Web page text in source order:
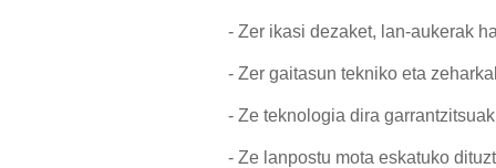
- Zer ikasi dezaket, lan-aukerak
- Zer gaitasun tekniko eta
- Ze teknologia dira
- Ze lanpostu mota eskatuko